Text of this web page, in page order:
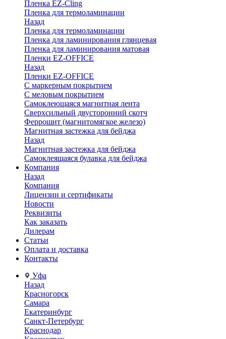
Пленка EZ-Cling
Пленка для термоламинации
Назад
Пленка для термоламинации
Пленка для ламинирования глянцевая
Пленка для ламинирования матовая
Пленки EZ-OFFICE
Назад
Пленки EZ-OFFICE
С маркерным покрытием
С меловым покрытием
Самоклеющаяся магнитная лента
Сверхсильный двусторонний скотч
Феррошит (магнитомягкое железо)
Магнитная застежка для бейджа
Назад
Магнитная застежка для бейджа
Самоклеящаяся булавка для бейджа
Компания
Назад
Компания
Лицензии и сертификаты
Новости
Реквизиты
Как заказать
Дилерам
Статьи
Оплата и доставка
Контакты
Уфа
Назад
Красногорск
Самара
Екатеринбург
Санкт-Петербург
Краснодар